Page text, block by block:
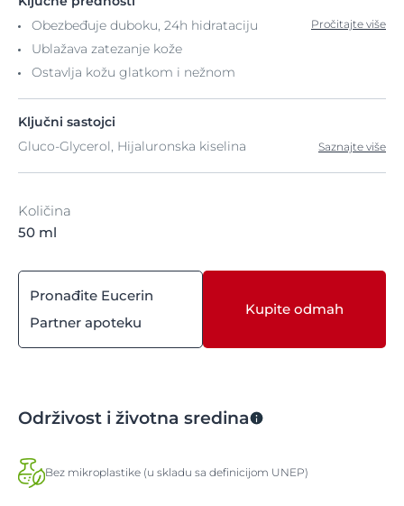
Obezbeđuje duboku, 24h hidrataciju
Ublažava zatezanje kože
Ostavlja kožu glatkom i nežnom
Pročitajte više
Ključni sastojci
Gluco-Glycerol, Hijaluronska kiselina
Saznajte više
Količina
50 ml
Pronađite Eucerin
Partner apoteku
Kupite odmah
Održivost i životna sredina
Bez mikroplastike (u skladu sa definicijom UNEP)